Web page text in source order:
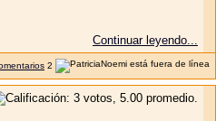
Continuar leyendo...
2